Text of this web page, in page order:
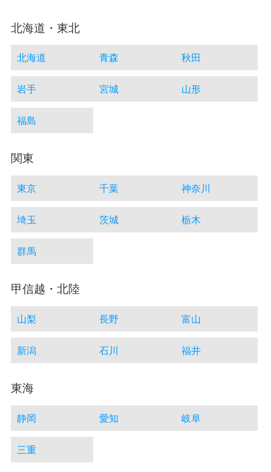
北海道・東北
北海道 青森 秋田
岩手 宮城 山形
福島
関東
東京 千葉 神奈川
埼玉 茨城 栃木
群馬
甲信越・北陸
山梨 長野 富山
新潟 石川 福井
東海
静岡 愛知 岐阜
三重